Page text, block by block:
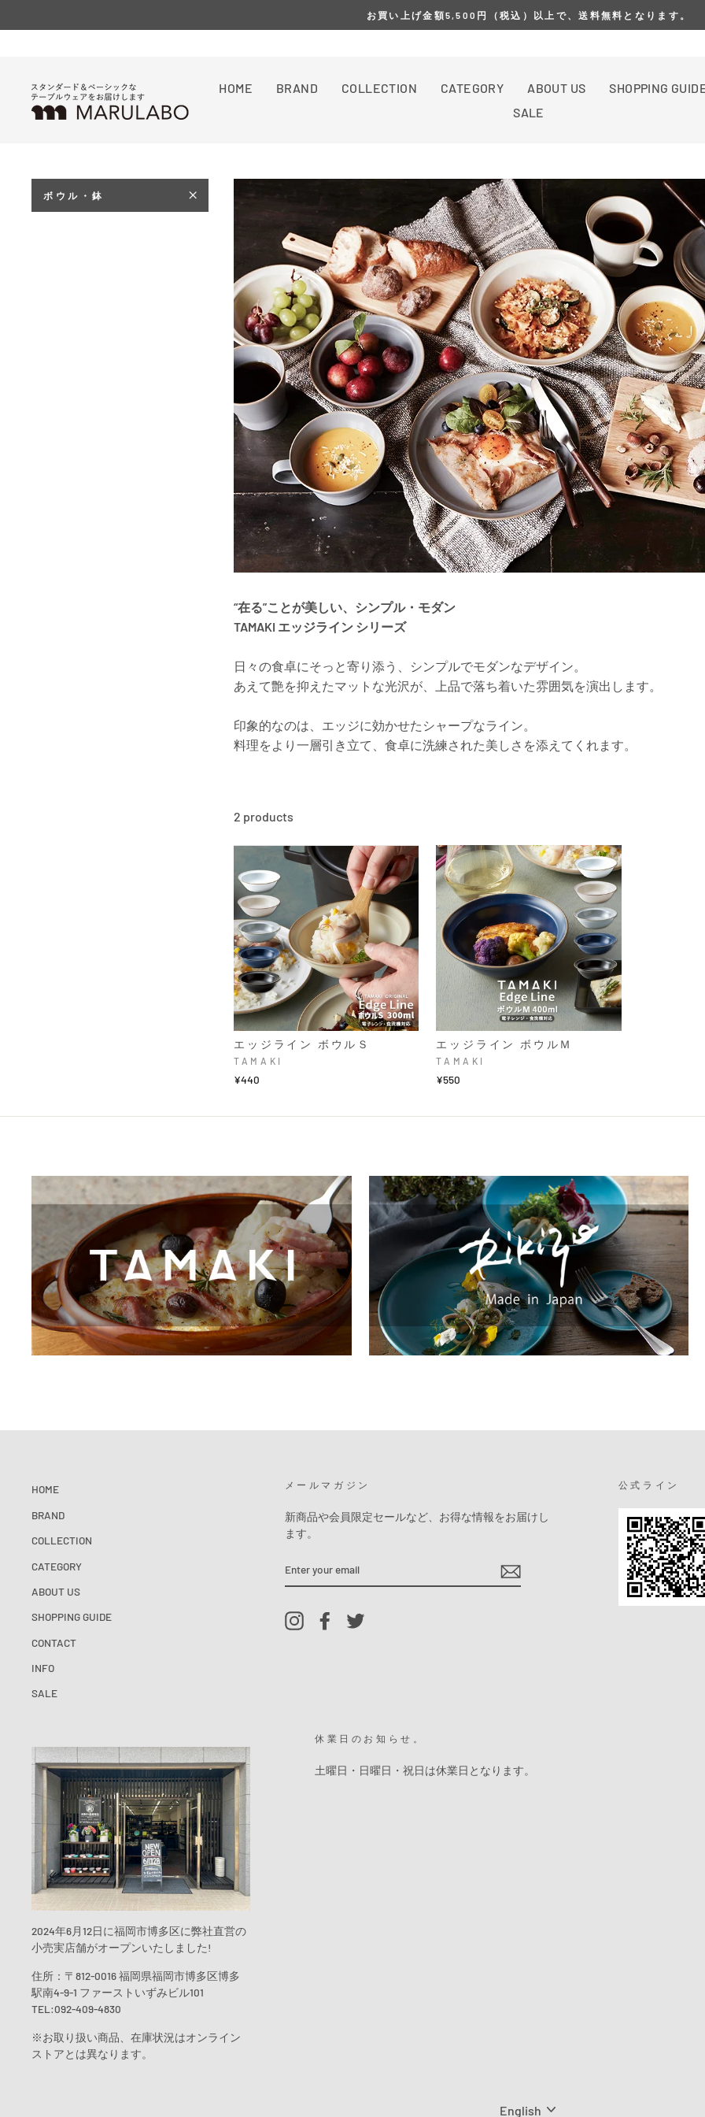
to
お買い上げ金額5,500円（税込）以上で、送料無料となります。
HOME BRAND COLLECTION CATEGORY ABOUT US
SHOPPING
SALE
ボウル・鉢
“在る”ことが美しい、シンプル・モダン
TAMAKI エッジライン シリーズ
日々の食卓にそっと寄り添う、シンプルでモダンなデザイン。
あえて艶を抑えたマットな光沢が、上品で落ち着いた雰囲気を演出します。
印象的なのは、エッジに効かせたシャープなライン。
料理をより一層引き立て、食卓に洗練された美しさを添えてくれます。
2 products
エッジライン ボウルＳ
TAMAKI
¥440
エッジライン ボウルＭ
TAMAKI
¥550
HOME
BRAND
COLLECTION
CATEGORY
ABOUT US
SHOPPING GUIDE
CONTACT
INFO
SALE
メールマガジン
新商品や会員限定セールなど、お得な情報をお届けし
ます。
YOUR
EMAIL
InstagramFacebook
公式ライン
2024年6月12日に福岡市博多区に弊社直営の
小売実店舗がオープンいたしました!
住所：〒812-0016 福岡県福岡市博多区博多
駅南4-9-1 ファーストいずみビル101
TEL:092-409-4830
※お取り扱い商品、在庫状況はオンライン
ストアとは異なります。
休業日のお知らせ。
土曜日・日曜日・祝日は休業日となります。
English